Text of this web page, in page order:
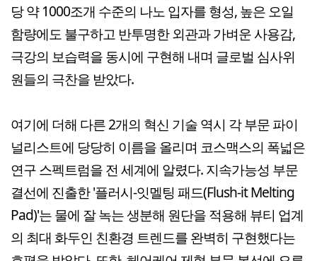
당 약 1000조개 수준의 나노 입자를 형성, 높은 오일
함량에도 불구하고 반투명한 외관과 가벼운 사용감,
극강의 보습력을 동시에 구현해 내며 글로벌 심사위
원들의 극찬을 받았다.
여기에 더해 다른 2개의 혁신 기술 역시 각 부문 파이
널리스트에 당당히 이름을 올리며 코스맥스의 폭넓은
연구 스펙트럼을 전 세계에 알렸다. 지속가능성 부문
결선에 진출한 '플러시-잇멜팅 패드(Flush-it Melting
Pad)'는 물에 잘 녹는 생분해 원단을 적용해 뷰티 업계
의 최대 화두인 친환경 트렌드를 완벽히 구현했다는